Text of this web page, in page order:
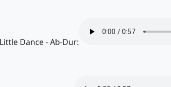
Dance - Ab-Dur: